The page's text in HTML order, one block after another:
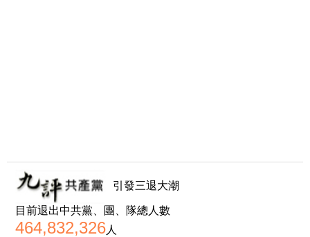
引發三退大潮
目前退出中共黨、團、隊總人數
464,832,326人